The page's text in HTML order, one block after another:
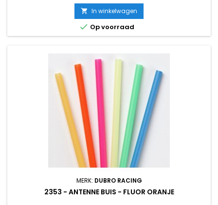
 In winkelwagen
 Op voorraad
MERK: DUBRO RACING
2353 - ANTENNE BUIS - FLUOR ORANJE